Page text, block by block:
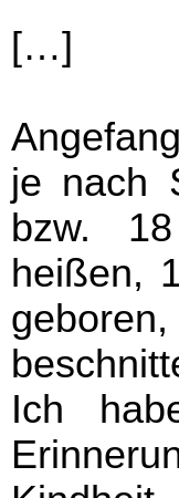
[…]
je nach
bzw.
heißen,
Ich